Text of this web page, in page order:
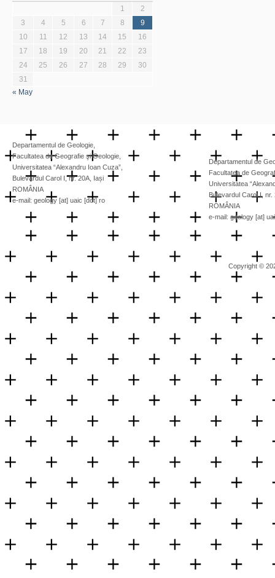
1
2
3
4 5 6 7 8
9
10
11 12 13 14 15
16
17
18 19 20 21 22
23
24
25 26 27 28 29
30
31
« May
Departamentul de Geologie,
Facultatea de Geografie şi Geologie,
Universitatea “Alexandru Ioan Cuza”,
Bulevardul Carol I, nr. 20A, Iași
ROMÂNIA
e-mail: geology [at] uaic [dot] ro
Departamentul de
Facultatea de
Universitatea
Bulevardul Carol I, nr.
ROMÂNIA
e-mail: geology [at]
Copyright ©